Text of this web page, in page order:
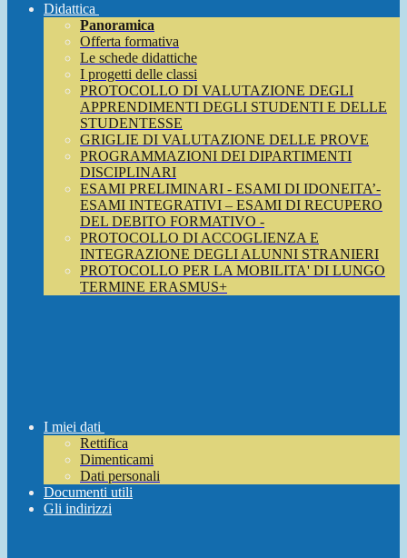
Didattica
Panoramica
Offerta formativa
Le schede didattiche
I progetti delle classi
PROTOCOLLO DI VALUTAZIONE DEGLI
APPRENDIMENTI DEGLI STUDENTI E DELLE
STUDENTESSE
GRIGLIE DI VALUTAZIONE DELLE PROVE
PROGRAMMAZIONI DEI DIPARTIMENTI
DISCIPLINARI
ESAMI PRELIMINARI - ESAMI DI IDONEITA’-
ESAMI INTEGRATIVI – ESAMI DI RECUPERO
DEL DEBITO FORMATIVO -
PROTOCOLLO DI ACCOGLIENZA E
INTEGRAZIONE DEGLI ALUNNI STRANIERI
PROTOCOLLO PER LA MOBILITA' DI LUNGO
TERMINE ERASMUS+
I miei dati
Rettifica
Dimenticami
Dati personali
Documenti utili
Gli indirizzi